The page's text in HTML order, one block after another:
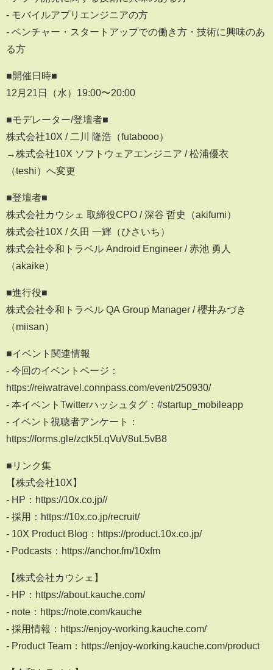
- モバイルアプリエンジニアの方
- ベンチャー・スタートアップでの働き方・技術に興味のあ
る方
■開催日時■
12月21日（水）19:00〜20:00
■モデレーター/登壇者■
株式会社10X / 二川 隆浩（futabooo）
→株式会社10X ソフトウェアエンジニア / 松浦優衣
（teshi）へ変更
■登壇者■
株式会社カウシェ 取締役CPO / 深谷 哲史（akifumi）
株式会社10X / 久田 一輝（ひさいち）
株式会社令和トラベル Android Engineer / 赤池 勇人
（akaike）
■進行役■
株式会社令和トラベル QA Group Manager / 櫻井みづき
（miisan）
■イベント関連情報
- 今回のイベントページ：
https://reiwatravel.connpass.com/event/250930/
- 本イベントTwitterハッシュタグ：#startup_mobileapp
- イベント視聴者アンケート：
https://forms.gle/zctk5LqVuV8uL5vB8
■リンク集
【株式会社10X】
- HP：https://10x.co.jp//
- 採用：https://10x.co.jp/recruit/
- 10X Product Blog：https://product.10x.co.jp/
- Podcasts：https://anchor.fm/10xfm
【株式会社カウシェ】
- HP：https://about.kauche.com/
- note：https://note.com/kauche
- 採用情報：https://enjoy-working.kauche.com/
- Product Team：https://enjoy-working.kauche.com/product